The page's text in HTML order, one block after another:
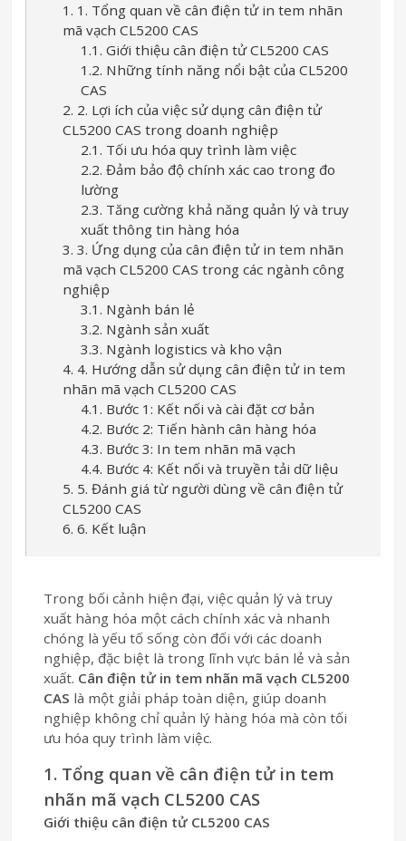
1. 1. Tổng quan về cân điện tử in tem nhãn
mã vạch CL5200 CAS
1.1. Giới thiệu cân điện tử CL5200 CAS
1.2. Những tính năng nổi bật của CL5200
CAS
2. 2. Lợi ích của việc sử dụng cân điện tử
CL5200 CAS trong doanh nghiệp
2.1. Tối ưu hóa quy trình làm việc
2.2. Đảm bảo độ chính xác cao trong đo
lường
2.3. Tăng cường khả năng quản lý và truy
xuất thông tin hàng hóa
3. 3. Ứng dụng của cân điện tử in tem nhãn
mã vạch CL5200 CAS trong các ngành công
nghiệp
3.1. Ngành bán lẻ
3.2. Ngành sản xuất
3.3. Ngành logistics và kho vận
4. 4. Hướng dẫn sử dụng cân điện tử in tem
nhãn mã vạch CL5200 CAS
4.1. Bước 1: Kết nối và cài đặt cơ bản
4.2. Bước 2: Tiến hành cân hàng hóa
4.3. Bước 3: In tem nhãn mã vạch
4.4. Bước 4: Kết nối và truyền tải dữ liệu
5. 5. Đánh giá từ người dùng về cân điện tử
CL5200 CAS
6. 6. Kết luận
Trong bối cảnh hiện đại, việc quản lý và truy
xuất hàng hóa một cách chính xác và nhanh
chóng là yếu tố sống còn đối với các doanh
nghiệp, đặc biệt là trong lĩnh vực bán lẻ và sản
xuất. Cân điện tử in tem nhãn mã vạch CL5200
CAS là một giải pháp toàn diện, giúp doanh
nghiệp không chỉ quản lý hàng hóa mà còn tối
ưu hóa quy trình làm việc.
1. Tổng quan về cân điện tử in tem
nhãn mã vạch CL5200 CAS
Giới thiệu cân điện tử CL5200 CAS